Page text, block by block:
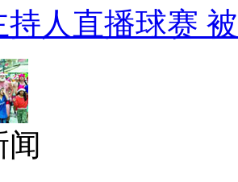
持人直播球赛
闻